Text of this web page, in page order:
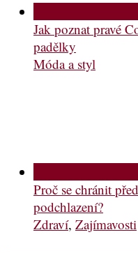
Jak poznat pravé
padělky
Móda a styl
Proč se chránit
podchlazení?
Zdraví, Zajímavosti